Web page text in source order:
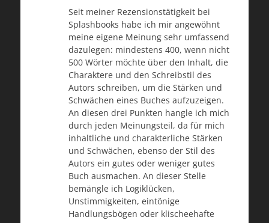
Seit meiner Rezensionstätigkeit bei
Splashbooks habe ich mir angewöhnt
meine eigene Meinung sehr umfassend
dazulegen: mindestens 400, wenn nicht
500 Wörter möchte über den Inhalt, die
Charaktere und den Schreibstil des
Autors schreiben, um die Stärken und
Schwächen eines Buches aufzuzeigen.
An diesen drei Punkten hangle ich mich
durch jeden Meinungsteil, da für mich
inhaltliche und charakterliche Stärken
und Schwächen, ebenso der Stil des
Autors ein gutes oder weniger gutes
Buch ausmachen. An dieser Stelle
bemängle ich Logiklücken,
Unstimmigkeiten, eintönige
Handlungsbögen oder klischeehafte